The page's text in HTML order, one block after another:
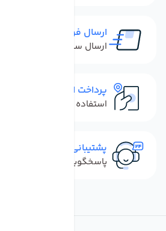
ارسال فوری
ارسال سفارش در کمترین
پرداخت امن
استفاده از روش‌های پرداخت
پشتیبانی سریع
پاسخگویی سریع به تماس‌ها